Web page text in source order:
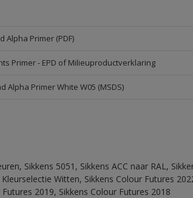
Alpha Primer (PDF)
Primer - EPD of Milieuproductverklaring
Primer White W05 (MSDS)
Sikkens 5051, Sikkens ACC naar RAL,
Witten, Sikkens Colour Futures
2019, Sikkens Colour Futures 2018